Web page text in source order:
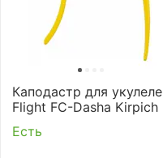
Каподастр для укулеле
Flight FC-Dasha Kirpich
Есть